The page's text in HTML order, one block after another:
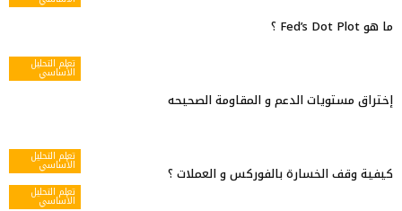
تعلم التحليل
الأساسي
ما هو Fed’s Dot Plot ؟
تعلم التحليل
الأساسي
إختراق مستويات الدعم و المقاومة الصحيحه
تعلم التحليل
الأساسي
كيفية وقف الخسارة بالفوركس و العملات ؟